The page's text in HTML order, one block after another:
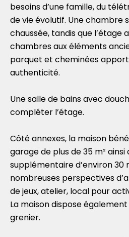
besoins d’une famille, du
de vie évolutif. Une chambre
chaussée, tandis que l’étage
chambres aux éléments
parquet et cheminées
authenticité.
Une salle de bains avec
compléter l’étage.
Côté annexes, la maison
garage de plus de 35 m² ainsi
supplémentaire d’environ 30
nombreuses perspectives
de jeux, atelier, local pour
La maison dispose
grenier.